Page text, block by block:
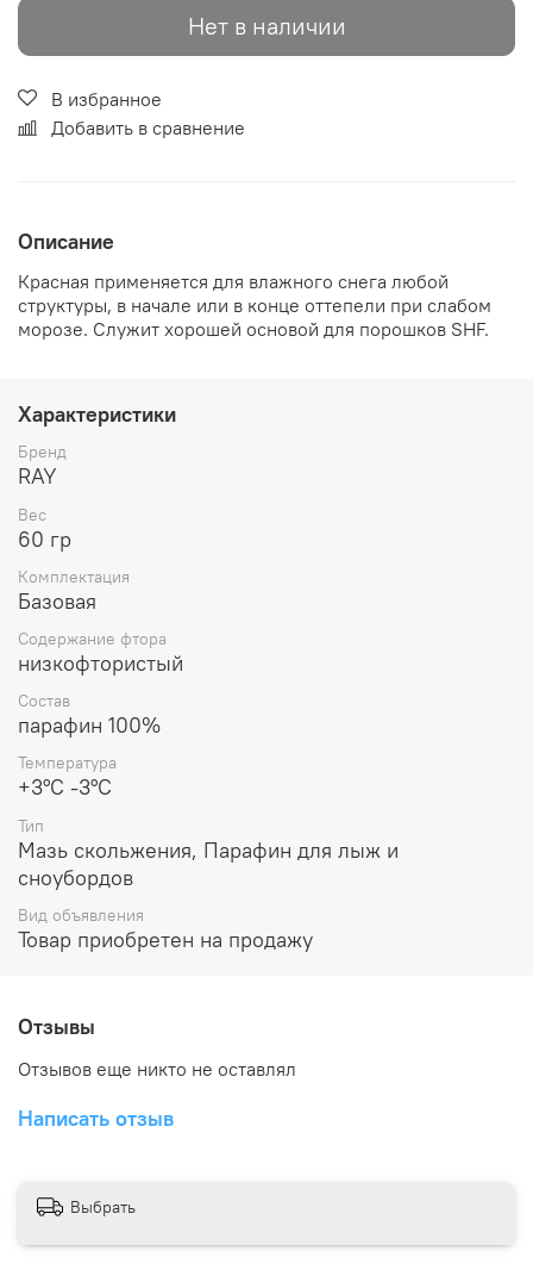
Нет в наличии
В избранное
Добавить в сравнение
Описание
Красная применяется для влажного снега любой
структуры, в начале или в конце оттепели при слабом
морозе. Служит хорошей основой для порошков SHF.
Характеристики
Бренд
RAY
Вес
60 гр
Комплектация
Базовая
Содержание фтора
низкофтористый
Состав
парафин 100%
Температура
+3°С -3°С
Тип
Мазь скольжения, Парафин для лыж и
сноубордов
Вид объявления
Товар приобретен на продажу
Отзывы
Отзывов еще никто не оставлял
Написать отзыв
Выбрать